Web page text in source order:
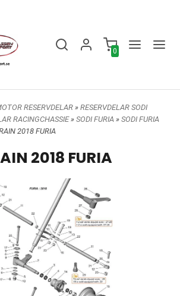
0
RESERVDELAR » RESERVDELAR SODI
RACINGCHASSIE» SODI FURIA » SODI FURIA
2018 FURIA
2018 FURIA